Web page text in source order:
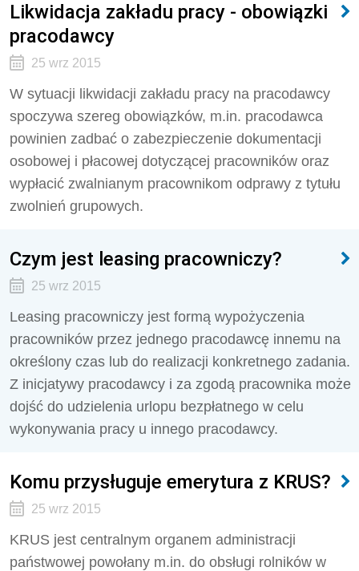
Likwidacja zakładu pracy - obowiązki
pracodawcy
25 wrz 2015
W sytuacji likwidacji zakładu pracy na pracodawcy
spoczywa szereg obowiązków, m.in. pracodawca
powinien zadbać o zabezpieczenie dokumentacji
osobowej i pła­cowej dotyczącej pracowników oraz
wypłacić zwalnianym pracownikom odprawy z tytułu
zwolnień grupowych.
Czym jest leasing pracowniczy?
25 wrz 2015
Leasing pracowniczy jest formą wypożyczenia
pracowników przez jednego pracodawcę innemu na
określony czas lub do realizacji konkretnego zadania.
Z inicjatywy pracodawcy i za zgodą pracownika może
dojść do udzielenia urlopu bezpłatnego w celu
wykonywania pracy u innego pracodawcy.
Komu przysługuje emerytura z KRUS?
25 wrz 2015
KRUS jest centralnym organem admini­stracji
państwowej powołany m.in. do obsługi rol­ników w